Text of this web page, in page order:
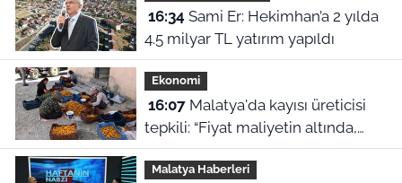
16:34
4.5 milyar TL yatırım yapıldı
Ekonomi
16:07Malatya'da kayısı üreticisi
tepkili: “Fiyat maliyetin altında,
TMO neyi bekliyor?”
Malatya Haberleri